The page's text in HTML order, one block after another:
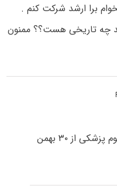
برا ارشد شرکت کنم .
چه تاریخی هست؟؟ ممنون
زمان ثبت نام کنکور ارشد ۹۷ علوم پزشکی از ۳۰ بهمن